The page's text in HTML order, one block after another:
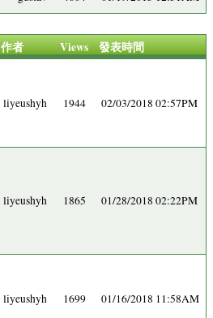
作者 Views 發表時間
liyeushyh 1944 02/03/2018 02:57PM
liyeushyh 1865 01/28/2018 02:22PM
liyeushyh 1699 01/16/2018 11:58AM